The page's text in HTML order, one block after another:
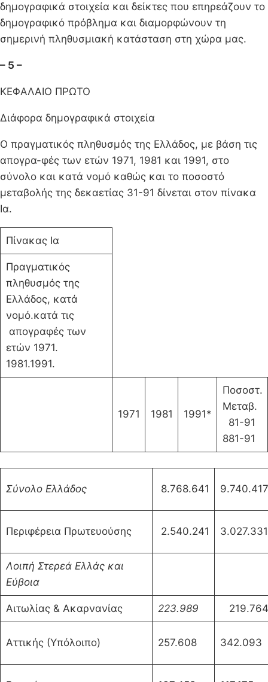
δημογραφικά στοιχεία και δείκτες που επηρεάζουν το
δημογραφικό πρόβλημα και διαμορφώνουν τη
σημερινή πληθυσμιακή κατάσταση στη χώρα μας.
– 5 –
ΚΕΦΑΛΑΙΟ ΠΡΩΤΟ
Διάφορα δημογραφικά στοιχεία
Ο πραγματικός πληθυσμός της Ελλάδος, με βάση τις
απογρα-φές των ετών 1971, 1981 και 1991, στο
σύνολο και κατά νομό καθώς και το ποσοστό
μεταβολής της δεκαετίας 31-91 δίνεται στον πίνακα
Ια.
Πίνακας Ια
Πραγματικός
πληθυσμός της
Ελλάδος, κατά
νομό.κατά τις
απογραφές των
ετών 1971.
1981.1991.
1971 1981 1991*
Ποσοστ.
Μεταβ.
81-91
881-91
Σύνολο Ελλάδος 8.768.641 9.740.417
Περιφέρεια Πρωτευούσης 2.540.241 3.027.331
Λοιπή Στερεά Ελλάς και
Εύβοια
Αιτωλίας & Ακαρνανίας 223.989 219.764
Αττικής (Υπόλοιπο) 257.608 342.093